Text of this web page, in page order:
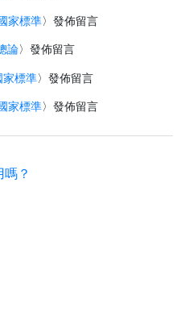
家標準〉發佈留言
論〉發佈留言
家標準〉發佈留言
家標準〉發佈留言
？